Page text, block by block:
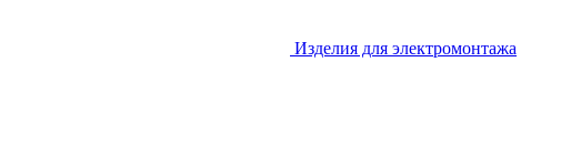
Изделия для электромонтажа